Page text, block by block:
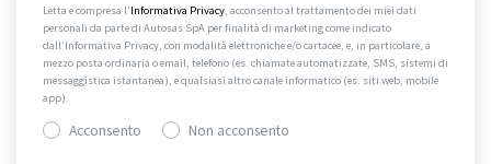
Letta e compresa l’Informativa Privacy, acconsento al trattamento dei miei dati
personali da parte di Autosas SpA per finalità di marketing come indicato
dall’Informativa Privacy, con modalità elettroniche e/o cartacee, e, in particolare, a
mezzo posta ordinaria o email, telefono (es. chiamate automatizzate, SMS, sistemi di
messaggistica istantanea), e qualsiasi altro canale informatico (es. siti web, mobile
app).
Acconsento Non acconsento